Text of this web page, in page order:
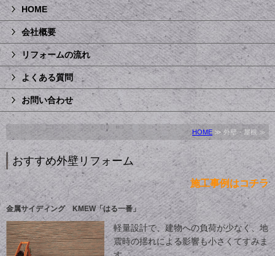
HOME
会社概要
リフォームの流れ
よくある質問
お問い合わせ
HOME ≫ 外壁・屋根 ≫
おすすめ外壁リフォーム
施工事例はコチラ
金属サイディング KMEW「はる一番」
軽量設計で、建物への負荷が少なく、地
震時の揺れによる影響も小さくてすみま